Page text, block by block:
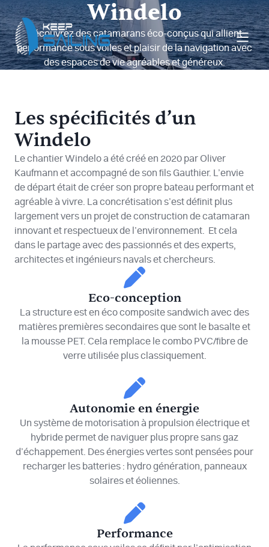
Aller
au
contenu
Windelo
Découvrez des catamarans éco-conçus qui allient
performance sous voiles et plaisir de la navigation avec
des espaces de vie agréables et généreux.
Les spécificités d’un
Windelo
Le chantier Windelo a été créé en 2020 par Oliver
Kaufmann et accompagné de son fils Gauthier. L’envie
de départ était de créer son propre bateau performant et
agréable à vivre. La concrétisation s’est définit plus
largement vers un projet de construction de catamaran
innovant et respectueux de l’environnement. Et cela
dans le partage avec des passionnés et des experts,
architectes et ingénieurs navals et chercheurs.
Eco-conception
La structure est en éco composite sandwich avec des
matières premières secondaires que sont le basalte et
la mousse PET. Cela remplace le combo PVC/fibre de
verre utilisée plus classiquement.
Autonomie en énergie
Un système de motorisation à propulsion électrique et
hybride permet de naviguer plus propre sans gaz
d’échappement. Des énergies vertes sont pensées pour
recharger les batteries : hydro génération, panneaux
solaires et éoliennes.
Performance